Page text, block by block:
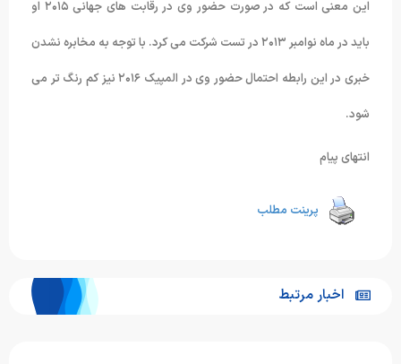
این معنی است که در صورت حضور وی در رقابت های جهانی ۲۰۱۵ او
باید در ماه نوامبر ۲۰۱۳ در تست شرکت می کرد. با توجه به مخابره نشدن
خبری در این رابطه احتمال حضور وی در المپیک ۲۰۱۶ نیز کم رنگ تر می
شود.
انتهای پیام
پرینت مطلب
اخبار مرتبط